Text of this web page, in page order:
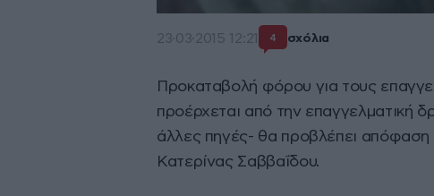
23·03·2015 12:21 4 σχόλια
Προκαταβολή φόρου για τους
προέρχεται από την επαγγελματική
άλλες πηγές- θα προβλέπει
Κατερίνας Σαββαΐδου.